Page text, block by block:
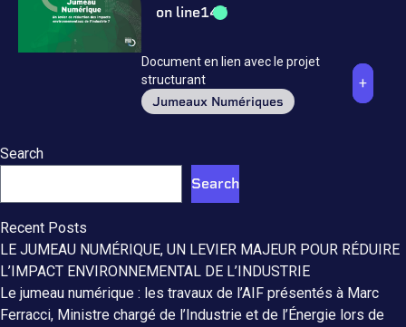
on line145Jumeaux Numériques
Document en lien avec le projet
structurant
Jumeaux Numériques
+
Search
Search
Recent Posts
LE JUMEAU NUMÉRIQUE, UN LEVIER MAJEUR POUR RÉDUIRE
L’IMPACT ENVIRONNEMENTAL DE L’INDUSTRIE
Le jumeau numérique : les travaux de l’AIF présentés à Marc
Ferracci, Ministre chargé de l’Industrie et de l’Énergie lors de